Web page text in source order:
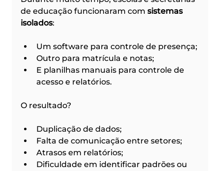
de educação funcionaram com sistemas
isolados:
Um software para controle de presença;
Outro para matrícula e notas;
E planilhas manuais para controle de
acesso e relatórios.
O resultado?
Duplicação de dados;
Falta de comunicação entre setores;
Atrasos em relatórios;
Dificuldade em identificar padrões ou